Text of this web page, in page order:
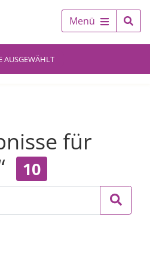
Menü
AUSGEWÄHLT
für
10